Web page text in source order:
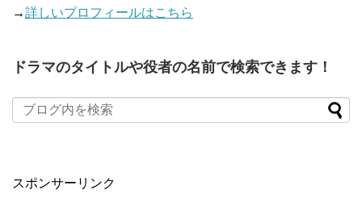
→詳しいプロフィールはこちら
ドラマのタイトルや役者の名前で検索できます！
スポンサーリンク